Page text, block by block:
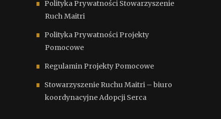
Polityka Prywatności Stowarzyszenie
Ruch Maitri
Polityka Prywatności Projekty
Pomocowe
Regulamin Projekty Pomocowe
Stowarzyszenie Ruchu Maitri – biuro
koordynacyjne Adopcji Serca